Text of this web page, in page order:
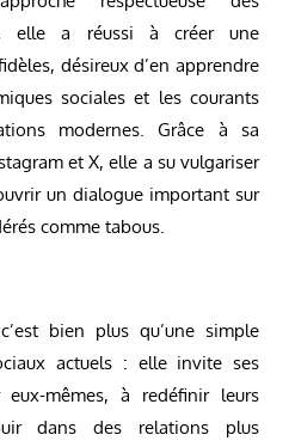
elle a réussi à créer une
désireux d’en apprendre
sociales et les courants
modernes. Grâce à sa
et X, elle a su vulgariser
un dialogue important sur
comme tabous.
bien plus qu’une simple
actuels : elle invite ses
mêmes, à redéfinir leurs
dans des relations plus